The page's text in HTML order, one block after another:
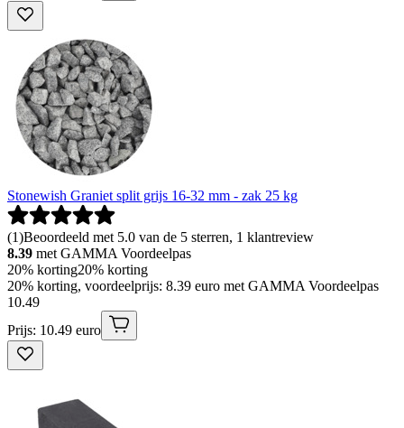
Stonewish Graniet split grijs 16-32 mm - zak 25 kg
(1)Beoordeeld met 5.0 van de 5 sterren, 1 klantreview
8.39 met GAMMA Voordeelpas
20% korting20% korting
20% korting, voordeelprijs: 8.39 euro met GAMMA Voordeelpas
10.49
Prijs: 10.49 euro